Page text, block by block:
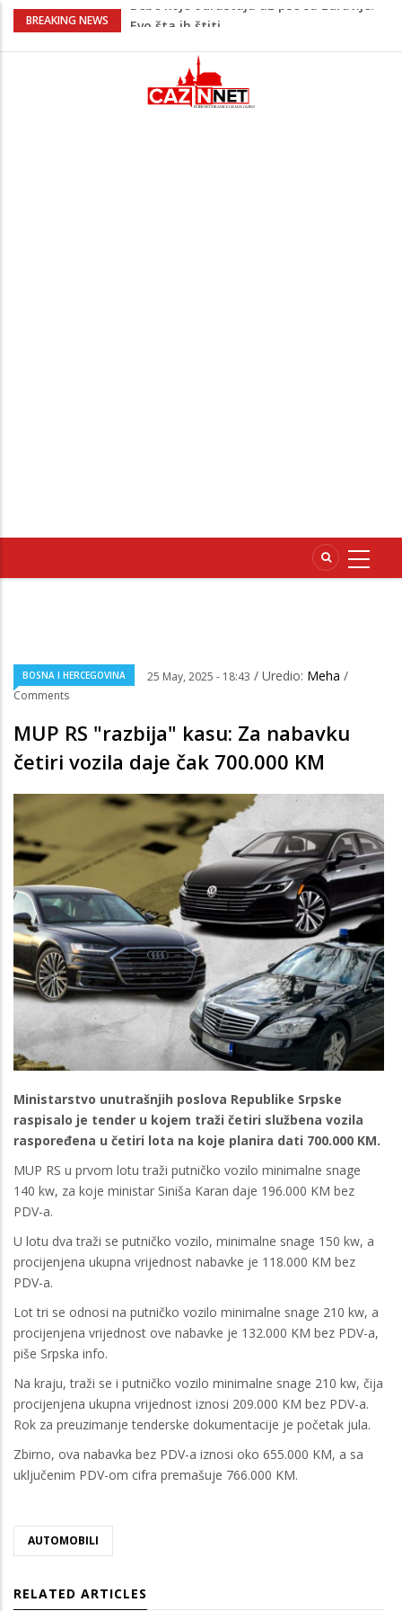
BREAKING NEWS
Krenuo u BiH sa 20 kilograma droge:
Juventus igra protiv Intera, Spaleti
razočarao navijače iz BiH
Užas: Uhapšen Italijan (45) kako
BOSNA I HERCEGOVINA 25 May, 2025 - 18:43 / Uredio: Meha /
Comments
MUP RS "razbija" kasu: Za nabavku
četiri vozila daje čak 700.000 KM
Ministarstvo unutrašnjih poslova Republike Srpske
raspisalo je tender u kojem traži četiri službena vozila
raspoređena u četiri lota na koje planira dati 700.000 KM.
MUP RS u prvom lotu traži putničko vozilo minimalne snage
140 kw, za koje ministar Siniša Karan daje 196.000 KM bez
PDV-a.
U lotu dva traži se putničko vozilo, minimalne snage 150 kw, a
procijenjena ukupna vrijednost nabavke je 118.000 KM bez
PDV-a.
Lot tri se odnosi na putničko vozilo minimalne snage 210 kw, a
procijenjena vrijednost ove nabavke je 132.000 KM bez PDV-a,
piše Srpska info.
Na kraju, traži se i putničko vozilo minimalne snage 210 kw, čija
procijenjena ukupna vrijednost iznosi 209.000 KM bez PDV-a.
Rok za preuzimanje tenderske dokumentacije je početak jula.
Zbirno, ova nabavka bez PDV-a iznosi oko 655.000 KM, a sa
uključenim PDV-om cifra premašuje 766.000 KM.
AUTOMOBILI
RELATED ARTICLES